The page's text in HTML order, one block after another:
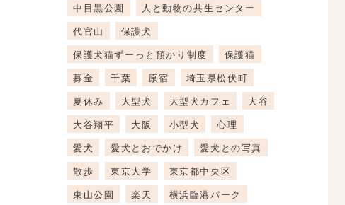
中目黒公園
人と動物の共生センター
代官山
保護犬
保護犬猫ずーっと預かり制度
保護猫
募金
千葉 原宿
埼玉県松伏町
夏休み
大型犬 大型犬カフェ
大谷
大谷翔平
大阪 小型犬
心理
愛犬
愛犬とおでかけ
愛犬との写真
散歩
東京大学
東京都中央区
東山公園
楽天
横浜臨港パーク